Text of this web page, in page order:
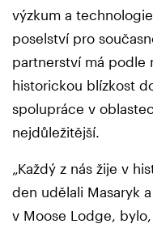
výzkum a
poselství pro
partnerství má podle
historickou blízkost
spolupráce v
nejdůležitější.
„Každý z nás žije v
den udělali Masaryk
v Moose Lodge,